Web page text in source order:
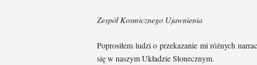
Zespół Kosmicznego Ujawnienia
Poprosiłem ludzi o przekazanie mi różnych
się w naszym Układzie Słonecznym.